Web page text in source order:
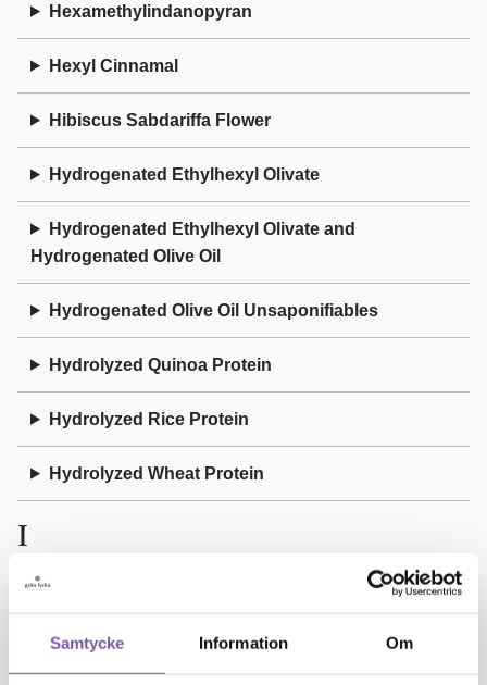
Samtycke Information Om
Hexamethylindanopyran
Hexyl Cinnamal
Hibiscus Sabdariffa Flower
Hydrogenated Ethylhexyl Olivate
Hydrogenated Ethylhexyl Olivate and
Hydrogenated Olive Oil
Hydrogenated Olive Oil Unsaponifiables
Hydrolyzed Quinoa Protein
Hydrolyzed Rice Protein
Hydrolyzed Wheat Protein
I
Illite
Isoamyl Laurate